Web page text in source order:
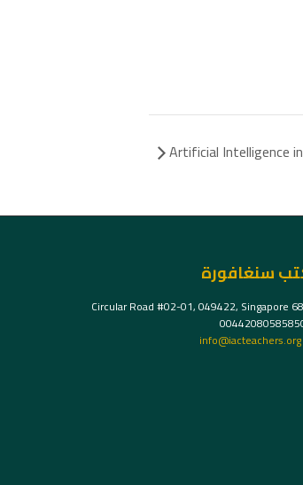
Artificial Intelligence
سنغافورة
info@iacteachers.org